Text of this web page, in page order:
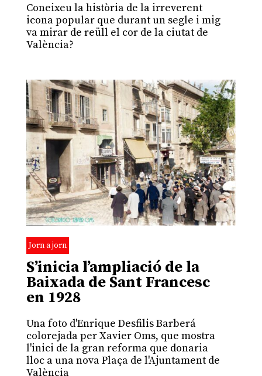
Coneixeu la història de la irreverent
icona popular que durant un segle i mig
va mirar de reüll el cor de la ciutat de
València?
Jorn a jorn
S’inicia l’ampliació de la
Baixada de Sant Francesc
en 1928
Una foto d'Enrique Desfilis Barberá
colorejada per Xavier Oms, que mostra
l'inici de la gran reforma que donaria
lloc a una nova Plaça de l'Ajuntament de
València